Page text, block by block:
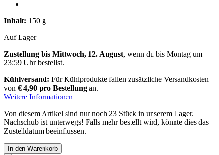
Inhalt: 150 g
Auf Lager
Zustellung bis Mittwoch, 12. August, wenn du bis Montag um
23:59 Uhrbestellst.
Kühlversand: Für Kühlprodukte fallen zusätzliche Versandkosten
von € 4,90 pro Bestellung an.
Weitere Informationen
Von diesem Artikel sind nur noch 23 Stück in unserem Lager.
Nachschub ist unterwegs! Falls mehr bestellt wird, könnte dies das
Zustelldatum beeinflussen.
In den Warenkorb